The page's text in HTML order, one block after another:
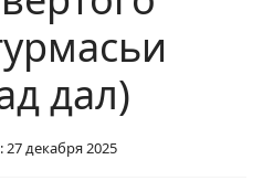
дал)
декабря 2025